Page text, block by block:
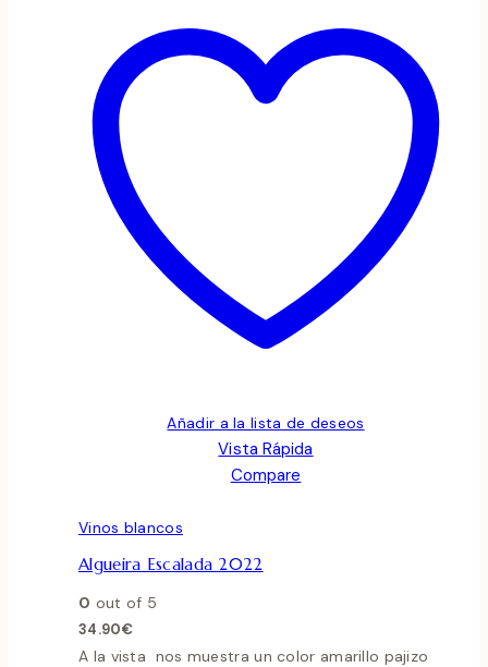
Añadir a la lista de deseos
Vista Rápida
Compare
Vinos blancos
Algueira Escalada 2022
0 out of 5
34.90€
A la vista nos muestra un color amarillo pajizo